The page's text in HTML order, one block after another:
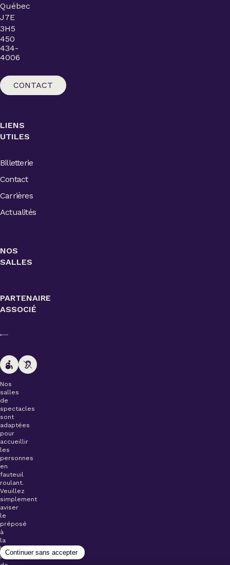
Québec
J7E
3H5
450
434-
4006
CONTACT
LIENS
UTILES
Billetterie
Contact
Carrières
Actualités
NOS
SALLES
PARTENAIRE
ASSOCIÉ
Nos
salles
de
spectacles
sont
adaptées
pour
accueillir
les
personnes
en
fauteuil
roulant.
Veuillez
simplement
aviser
le
préposé
à
la
billetterie
lors